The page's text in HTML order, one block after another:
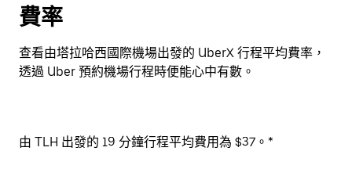
費率
查看由塔拉哈西國際機場出發的 UberX 行程平均費率，
透過 Uber 預約機場行程時便能心中有數。
由 TLH 出發的 19 分鐘行程平均費用為 $37。*